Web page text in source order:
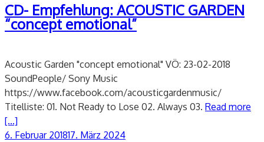
CD- Empfehlung: ACOUSTIC GARDEN
“concept emotional”
Acoustic Garden "concept emotional" VÖ: 23-02-2018
SoundPeople/ Sony Music
https://www.facebook.com/acousticgardenmusic/
Titelliste: 01. Not Ready to Lose 02. Always 03. Read more
[...]
Veröffentlicht
6. Februar 201817. März 2024